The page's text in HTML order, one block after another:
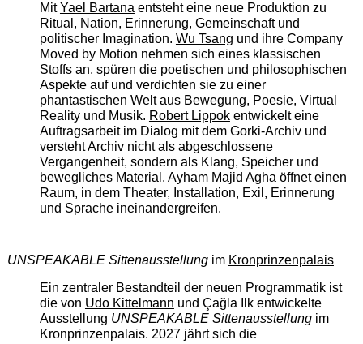
MitYael Bartanaentsteht eine neue Produktion zu
Ritual, Nation, Erinnerung, Gemeinschaft und
politischer Imagination. Wu Tsang und ihre Company
Moved by Motion nehmen sich eines klassischen
Stoffs an, spüren die poetischen und philosophischen
Aspekte auf und verdichten sie zu einer
phantastischen Welt aus Bewegung, Poesie, Virtual
Reality und Musik. Robert Lippokentwickelt eine
Auftragsarbeit im Dialog mit dem Gorki-Archiv und
versteht Archiv nicht als abgeschlossene
Vergangenheit, sondern als Klang, Speicher und
bewegliches Material. Ayham Majid Aghaöffnet einen
Raum, in dem Theater, Installation, Exil, Erinnerung
und Sprache ineinandergreifen.
UNSPEAKABLE Sittenausstellungim Kronprinzenpalais
Ein zentraler Bestandteil der neuen Programmatik ist
die von Udo Kittelmann und Çağla Ilk entwickelte
Ausstellung UNSPEAKABLE Sittenausstellungim
Kronprinzenpalais. 2027 jährt sich die